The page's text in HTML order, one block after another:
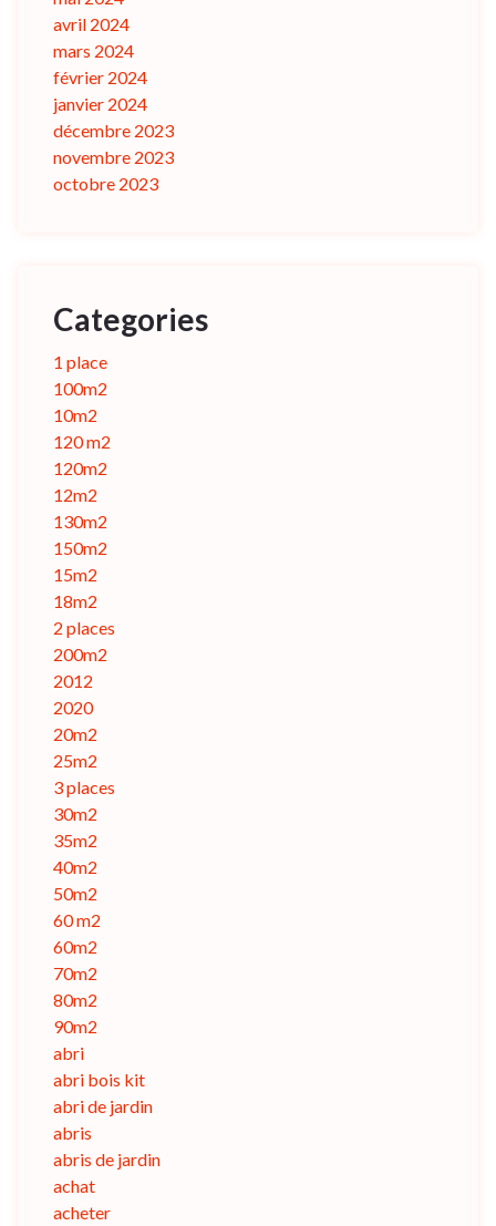
avril 2024
mars 2024
février 2024
janvier 2024
décembre 2023
novembre 2023
octobre 2023
Categories
1 place
100m2
10m2
120 m2
120m2
12m2
130m2
150m2
15m2
18m2
2 places
200m2
2012
2020
20m2
25m2
3 places
30m2
35m2
40m2
50m2
60 m2
60m2
70m2
80m2
90m2
abri
abri bois kit
abri de jardin
abris
abris de jardin
achat
acheter